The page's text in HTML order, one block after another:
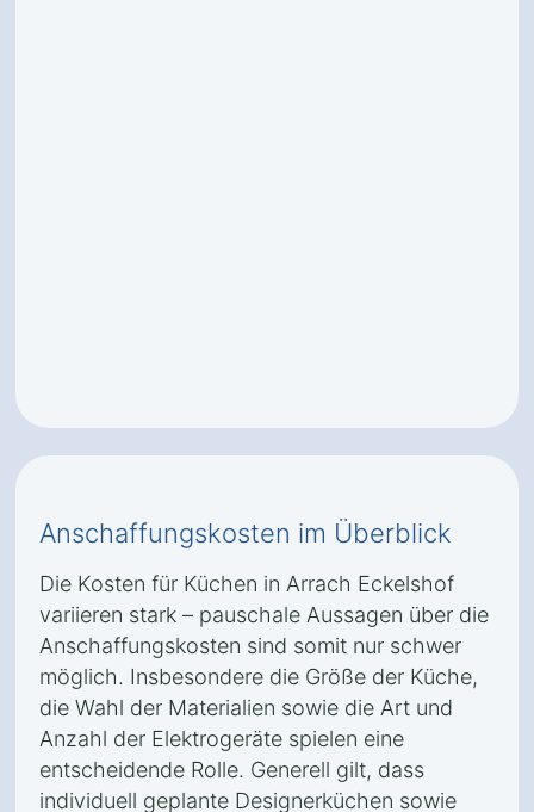
Anschaffungskosten im Überblick
Die Kosten für Küchen in Arrach Eckelshof
variieren stark – pauschale Aussagen über die
Anschaffungskosten sind somit nur schwer
möglich. Insbesondere die Größe der Küche,
die Wahl der Materialien sowie die Art und
Anzahl der Elektrogeräte spielen eine
entscheidende Rolle. Generell gilt, dass
individuell geplante Designerküchen sowie